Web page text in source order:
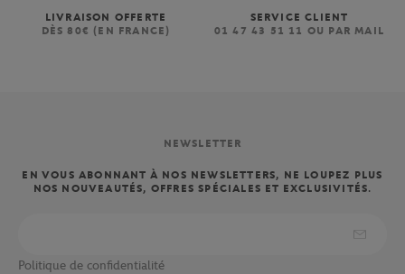
LIVRAISON OFFERTE
DÈS 80€ (EN FRANCE)
SERVICE CLIENT
01 47 43 51 11 OU PAR MAIL
NEWSLETTER
EN VOUS ABONNANT À NOS NEWSLETTERS, NE LOUPEZ PLUS
NOS NOUVEAUTÉS, OFFRES SPÉCIALES ET EXCLUSIVITÉS.
Politique de confidentialité